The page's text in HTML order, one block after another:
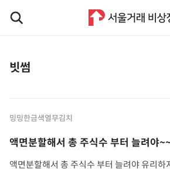
빗썸
밍밍한금색열무김치
액면분할해서 총 주식수 부터 늘려야
액면분할해서 총 주식수 부터 늘려야 유리하